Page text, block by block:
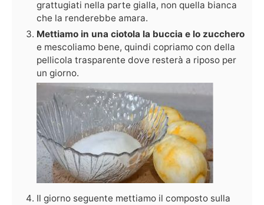
grattugiati nella parte gialla, non quella bianca
che la renderebbe amara.
Mettiamo in una ciotola la buccia e lo zucchero
e mescoliamo bene, quindi copriamo con della
pellicola trasparente dove resterà a riposo per
un giorno.
Il giorno seguente mettiamo il composto sulla